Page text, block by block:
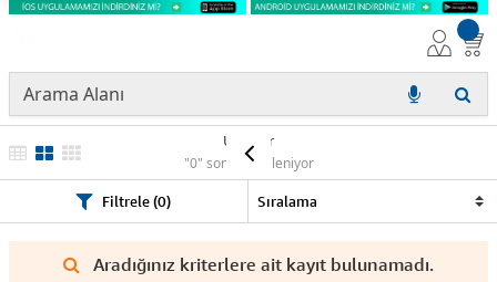
Ürünler
"0" sonuç listeleniyor
Filtrele (0)
Aradığınız kriterlere ait kayıt bulunamadı.